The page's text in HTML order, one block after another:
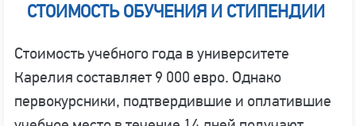
СТОИМОСТЬ ОБУЧЕНИЯ И СТИПЕНДИИ
Стоимость учебного года в университете
Карелия составляет 9 000 евро. Однако
первокурсники, подтвердившие и оплатившие